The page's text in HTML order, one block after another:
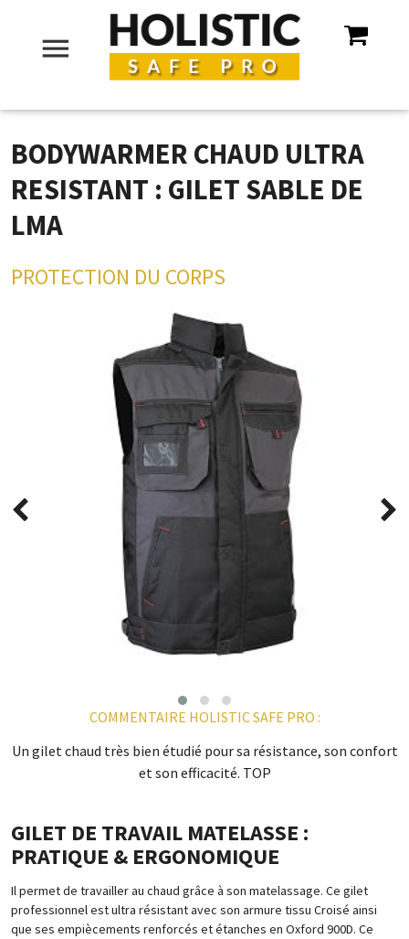
menu
BODYWARMER CHAUD ULTRA
RESISTANT : GILET SABLE DE
LMA
PROTECTION DU CORPS
COMMENTAIRE HOLISTIC SAFE PRO :
Un gilet chaud très bien étudié pour sa résistance, son confort
et son efficacité. TOP
GILET DE TRAVAIL MATELASSE :
PRATIQUE & ERGONOMIQUE
Il permet de travailler au chaud grâce à son matelassage. Ce gilet
professionnel est ultra résistant avec son armure tissu Croisé ainsi
que ses empiècements renforcés et étanches en Oxford 900D. Ce